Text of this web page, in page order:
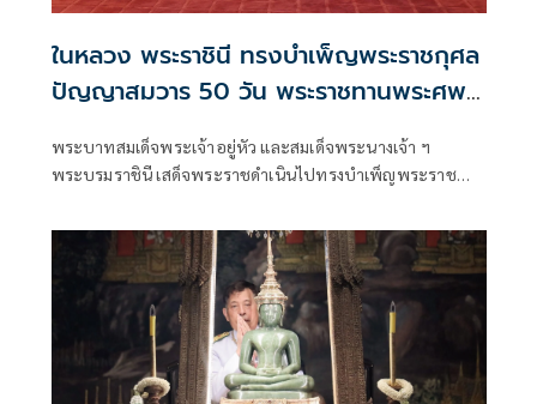
ในหลวง พระราชินี ทรงบำเพ็ญพระราชกุศล
ปัญญาสมวาร 50 วัน พระราชทานพระศพ
พระบาทสมเด็จพระเจ้าอยู่หัว และสมเด็จพระนางเจ้า ฯ
พระบรมราชินี เสด็จพระราชดำเนินไปทรงบำเพ็ญพระราช
พระเจ้าลูกเธอ เจ้าฟ้าพัชรกิติยาภา นเรนทิราเทพยวดี กรม
หลวงราชสาริณีสิริพัชร มหาวัชรราชธิดา ณ พระที่นั่งพิมานรัต
ยา พระบรมมหาราชวัง